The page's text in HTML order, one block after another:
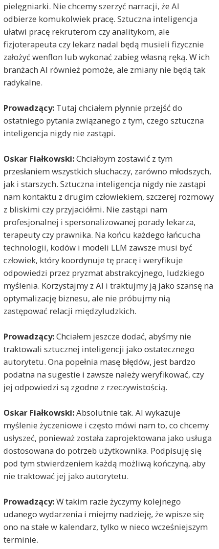
pielęgniarki. Nie chcemy szerzyć narracji, że AI
odbierze komukolwiek pracę. Sztuczna inteligencja
ułatwi pracę rekruterom czy analitykom, ale
fizjoterapeuta czy lekarz nadal będą musieli fizycznie
założyć wenflon lub wykonać zabieg własną ręką. W ich
branżach AI również pomoże, ale zmiany nie będą tak
radykalne.
Prowadzący: Tutaj chciałem płynnie przejść do
ostatniego pytania związanego z tym, czego sztuczna
inteligencja nigdy nie zastąpi.
Oskar Fiałkowski:Chciałbym zostawić z tym
przesłaniem wszystkich słuchaczy, zarówno młodszych,
jak i starszych. Sztuczna inteligencja nigdy nie zastąpi
nam kontaktu z drugim człowiekiem, szczerej rozmowy
z bliskimi czy przyjaciółmi. Nie zastąpi nam
profesjonalnej i spersonalizowanej porady lekarza,
terapeuty czy prawnika. Na końcu każdego łańcucha
technologii, kodów i modeli LLM zawsze musi być
człowiek, który koordynuje tę pracę i weryfikuje
odpowiedzi przez pryzmat abstrakcyjnego, ludzkiego
myślenia. Korzystajmy z AI i traktujmy ją jako szansę na
optymalizację biznesu, ale nie próbujmy nią
zastępować relacji międzyludzkich.
Prowadzący:Chciałem jeszcze dodać, abyśmy nie
traktowali sztucznej inteligencji jako ostatecznego
autorytetu. Ona popełnia masę błędów, jest bardzo
podatna na sugestie i zawsze należy weryfikować, czy
jej odpowiedzi są zgodne z rzeczywistością.
Oskar Fiałkowski:Absolutnie tak. AI wykazuje
myślenie życzeniowe i często mówi nam to, co chcemy
usłyszeć, ponieważ została zaprojektowana jako usługa
dostosowana do potrzeb użytkownika. Podpisuję się
pod tym stwierdzeniem każdą możliwą kończyną, aby
nie traktować jej jako autorytetu.
Prowadzący:W takim razie życzymy kolejnego
udanego wydarzenia i miejmy nadzieję, że wpisze się
ono na stałe w kalendarz, tylko w nieco wcześniejszym
terminie.